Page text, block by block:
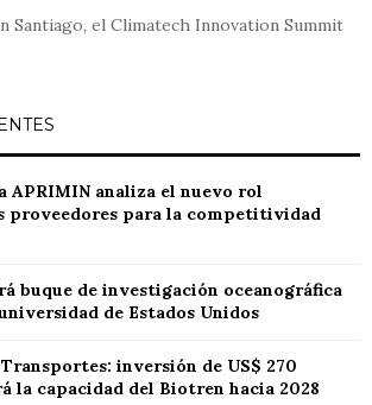
Santiago, el Climatech Innovation Summit
APRIMIN analiza el nuevo rol
proveedores para la competitividad
buque de investigación oceanográfica
de Estados Unidos
inversión de US$ 270
la capacidad del Biotren hacia 2028